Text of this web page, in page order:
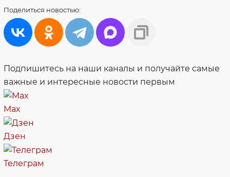
Поделиться новостью:
Подпишитесь на наши каналы и получайте самые
важные и интересные новости первым
Max
Дзен
Телеграм